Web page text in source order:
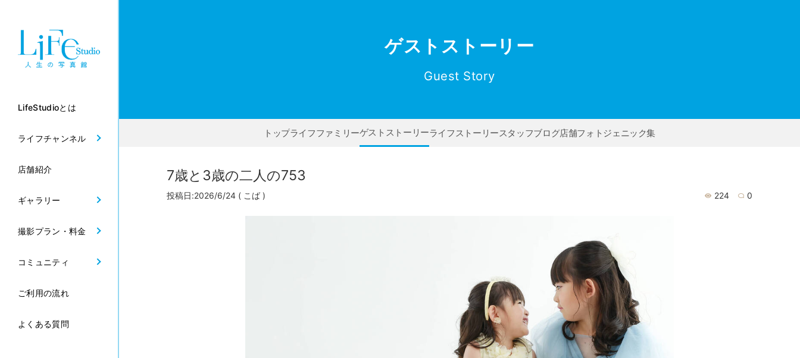
LifeStudioとは
ライフチャンネル
店舗紹介
ギャラリー
撮影プラン・料金
コミュニティ
ご利用の流れ
よくある質問
ゲストストーリー
Guest Story
トップライフファミリーゲストストーリーライフストーリースタッフブログ店舗フォトジェニック集
7歳と3歳の二人の753
投稿日:2026/6/24 ( こば ) 224 0